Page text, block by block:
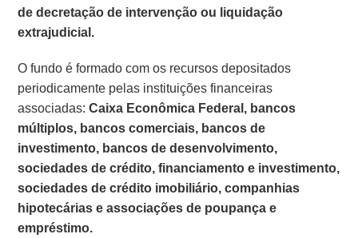
de decretação de intervenção ou liquidação
extrajudicial.
O fundo é formado com os recursos depositados
periodicamente pelas instituições financeiras
associadas:Caixa Econômica Federal, bancos
múltiplos, bancos comerciais, bancos de
investimento, bancos de desenvolvimento,
sociedades de crédito, financiamento e investimento,
sociedades de crédito imobiliário, companhias
hipotecárias e associações de poupança e
empréstimo.